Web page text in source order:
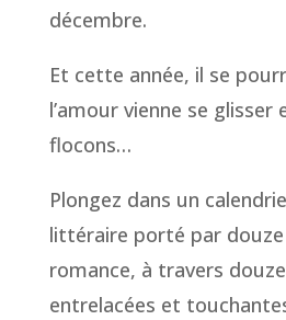
décembre.
Et cette année, il se
l’amour vienne se glisser
flocons…
Plongez dans un
littéraire porté par
romance, à travers
entrelacées et